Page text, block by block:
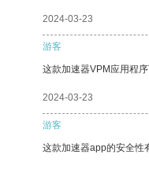
2024-03-23
游客
这款加速器VPM应用程
2024-03-23
游客
这款加速器app的安全性